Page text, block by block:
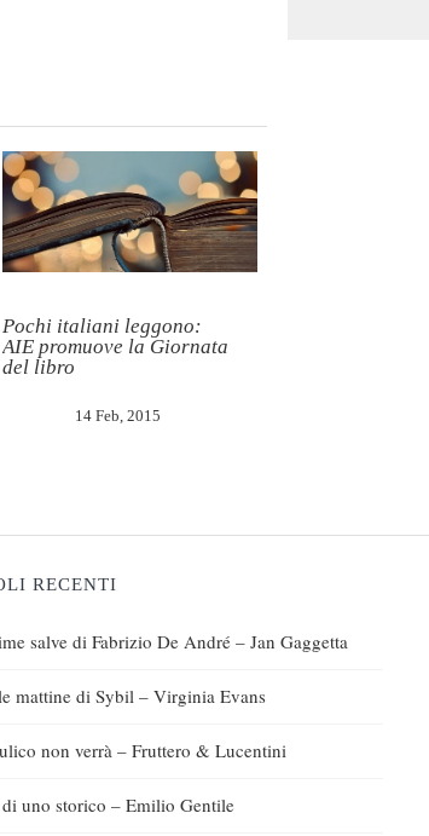
Pochi italiani leggono:
AIE promuove la Giornata
del libro
14 Feb, 2015
RECENTI
salve di Fabrizio De André – Jan Gaggetta
mattine di Sybil – Virginia Evans
non verrà – Fruttero & Lucentini
di uno storico – Emilio Gentile